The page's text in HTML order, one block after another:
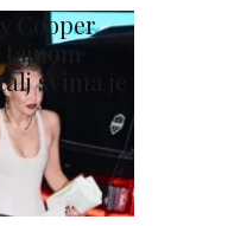
Cooper
tajnom
svima je